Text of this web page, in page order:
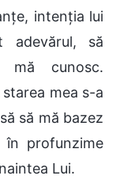
intenția lui
adevărul, să
cunosc.
mea s-a
să mă bazez
în profunzime
Lui.